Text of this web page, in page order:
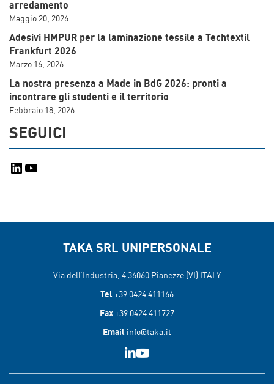
arredamento
Maggio 20, 2026
Adesivi HMPUR per la laminazione tessile a Techtextil
Frankfurt 2026
Marzo 16, 2026
La nostra presenza a Made in BdG 2026: pronti a
incontrare gli studenti e il territorio
Febbraio 18, 2026
SEGUICI
LinkedIn
YouTube
TAKA SRL UNIPERSONALE
Via dell’Industria, 4 36060 Pianezze (VI) ITALY
Tel +39 0424 411166
Fax +39 0424 411727
Email info@taka.it